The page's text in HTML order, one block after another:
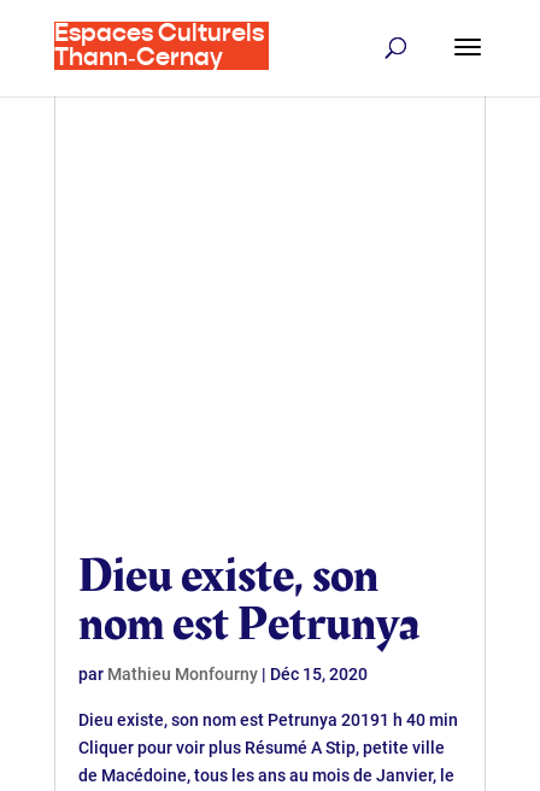
Espaces Culturels
Thann‑Cernay
Dieu existe, son
nom est Petrunya
par Mathieu Monfourny| Déc 15, 2020
Dieu existe, son nom est Petrunya 20191 h 40 min
Cliquer pour voir plus Résumé A Stip, petite ville
de Macédoine, tous les ans au mois de Janvier, le